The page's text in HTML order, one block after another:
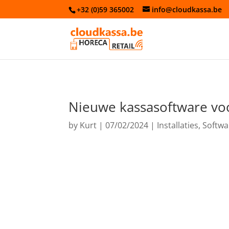
+32 (0)59 365002 info@cloudkassa.be
Nieuwe kassasoftware
by Kurt |07/02/2024 | Installaties,